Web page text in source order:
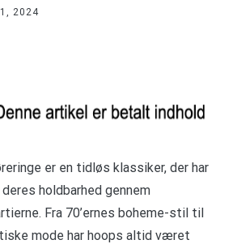
2024
er en tidløs klassiker, der har
holdbarhed gennem
Fra 70’ernes boheme-stil til
mode har hoops altid været